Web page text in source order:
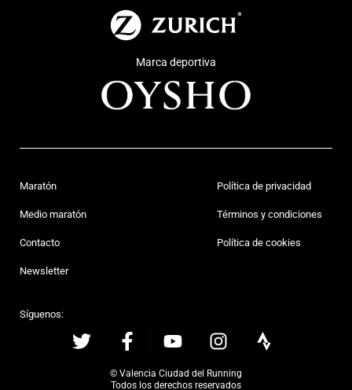
Marca deportiva
Maratón
Medio maratón
Contacto
Newsletter
Política de privacidad
Términos y condiciones
Política de cookies
Síguenos:
© Valencia Ciudad del Running
Todos los derechos reservados